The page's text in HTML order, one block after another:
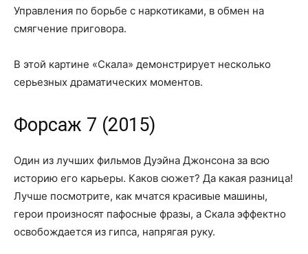
Управления по борьбе с наркотиками, в обмен на
смягчение приговора.
В этой картине «Скала» демонстрирует несколько
серьезных драматических моментов.
Форсаж 7 (2015)
Один из лучших фильмов Дуэйна Джонсона за всю
историю его карьеры. Каков сюжет? Да какая разница!
Лучше посмотрите, как мчатся красивые машины,
герои произносят пафосные фразы, а Скала эффектно
освобождается из гипса, напрягая руку.